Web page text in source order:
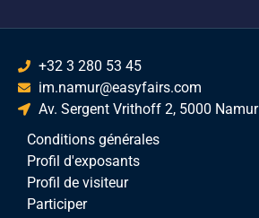
+32 3 280 53 45
im.namur@easyfairs.com
Av. Sergent Vrithoff 2, 5000 Namur
Conditions générales
Profil d'exposants
Profil de visiteur
Participer